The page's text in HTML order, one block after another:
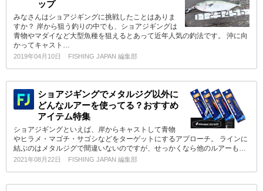
ップ
みなさんはショアジギングに挑戦したことはありま
すか？ 岸から狙う釣りの中でも、ショアジギングは
青物やマダイなど大型魚種を狙えるとあって近年人気の釣法です。 沖に向
かってキャスト…
2019年04月10日 FISHING JAPAN 編集部
ショアジギングでメタルジグ以外に
どんなルアーを使ってる？おすすめ
アイテム特集
ショアジギングといえば、岸からキャストして青物
やヒラメ・マゴチ・サゴシなどをターゲットにするアプローチ。 ラインに
結ぶのはメタルジグで間違いないのですが、せっかくなら他のルアーも…
2021年08月22日 FISHING JAPAN 編集部